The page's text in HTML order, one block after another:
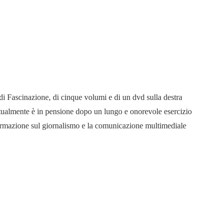
Fascinazione, di cinque volumi e di un dvd sulla destra
è in pensione dopo un lungo e onorevole esercizio
sul giornalismo e la comunicazione multimediale